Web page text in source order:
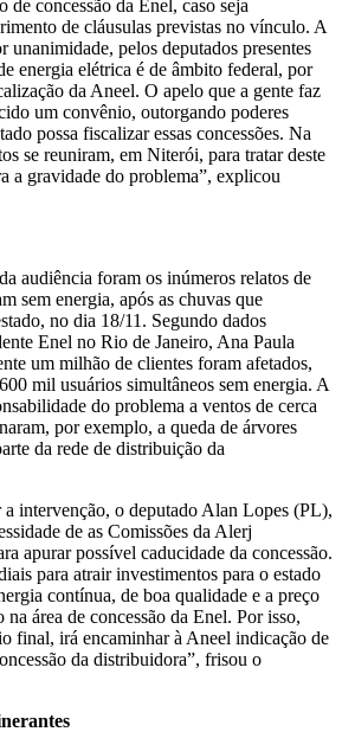
de concessão da Enel, caso seja
de cláusulas previstas no vínculo. A
unanimidade, pelos deputados presentes
energia elétrica é de âmbito federal, por
da Aneel. O apelo que a gente faz
um convênio, outorgando poderes
possa fiscalizar essas concessões. Na
se reuniram, em Niterói, para tratar deste
a gravidade do problema”, explicou
audiência foram os inúmeros relatos de
sem energia, após as chuvas que
no dia 18/11. Segundo dados
Enel no Rio de Janeiro, Ana Paula
um milhão de clientes foram afetados,
mil usuários simultâneos sem energia. A
do problema a ventos de cerca
por exemplo, a queda de árvores
da rede de distribuição da
a intervenção, o deputado Alan Lopes (PL),
de as Comissões da Alerj
apurar possível caducidade da concessão.
para atrair investimentos para o estado
contínua, de boa qualidade e a preço
na área de concessão da Enel. Por isso,
final, irá encaminhar à Aneel indicação de
da distribuidora”, frisou o